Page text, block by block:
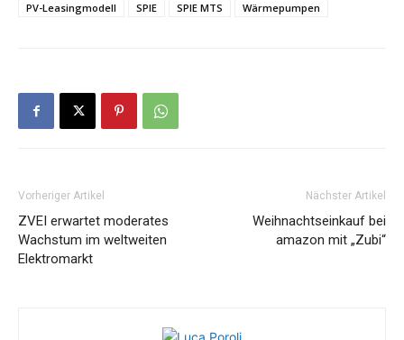
PV-Leasingmodell
SPIE SPIE MTS Wärmepumpen
Vorheriger Artikel
ZVEI erwartet moderates
Wachstum im weltweiten
Elektromarkt
Nächster Artikel
Weihnachtseinkauf bei
amazon mit „Zubi“